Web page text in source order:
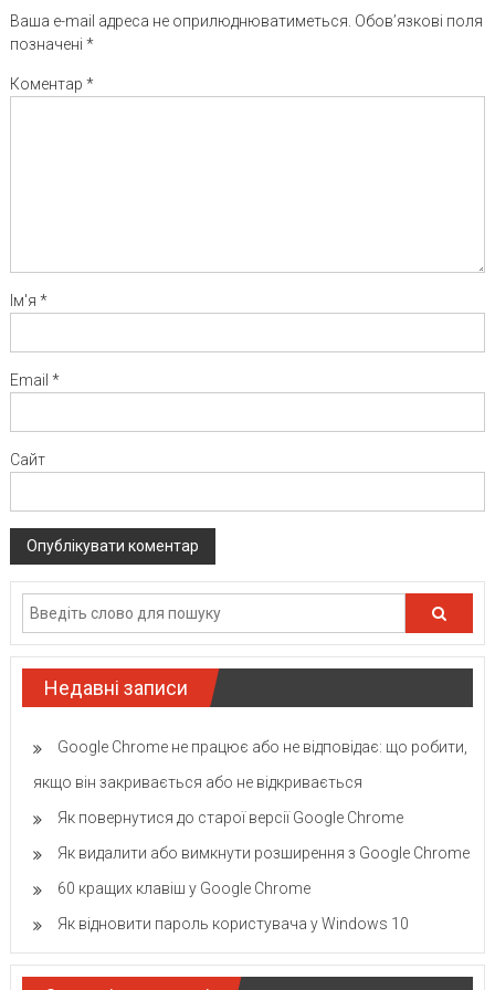
Ваша e-mail адреса не оприлюднюватиметься. Обов’язкові поля
позначені *
Коментар *
Ім'я *
Email *
Сайт
Недавні записи
Google Chrome не працює або не відповідає: що робити,
якщо він закривається або не відкривається
Як повернутися до старої версії Google Chrome
Як видалити або вимкнути розширення з Google Chrome
60 кращих клавіш у Google Chrome
Як відновити пароль користувача у Windows 10